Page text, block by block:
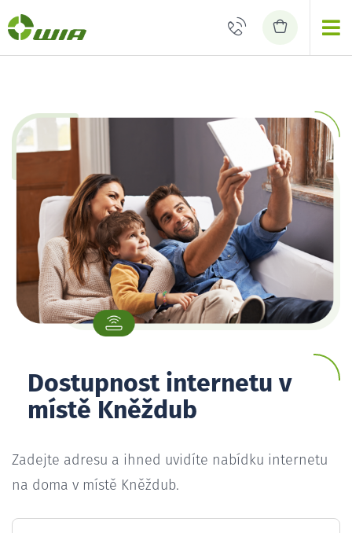
Dostupnost internetu v
místě Kněždub
Zadejte adresu a ihned uvidíte nabídku internetu
na doma v místě Kněždub.